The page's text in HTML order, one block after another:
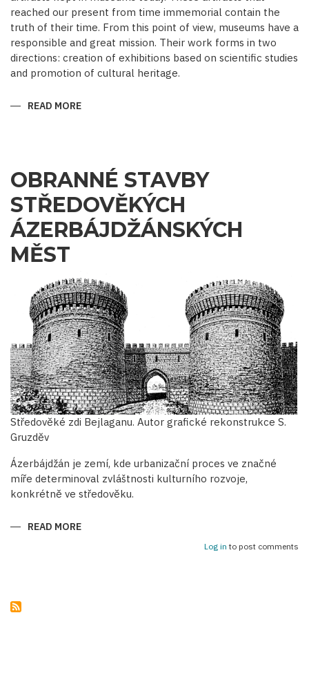
reached our present from time immemorial contain the
truth of their time. From this point of view, museums have a
responsible and great mission. Their work forms in two
directions: creation of exhibitions based on scientific studies
and promotion of cultural heritage.
READ MORE
OBRANNÉ STAVBY
STŘEDOVĚKÝCH
ÁZERBÁJDŽÁNSKÝCH
MĚST
Středověké zdi Bejlaganu. Autor grafické rekonstrukce S.
Gruzděv
Ázerbájdžán je zemí, kde urbanizační proces ve značné
míře determinoval zvláštnosti kulturního rozvoje,
konkrétně ve středověku.
READ MORE
Log in to post comments